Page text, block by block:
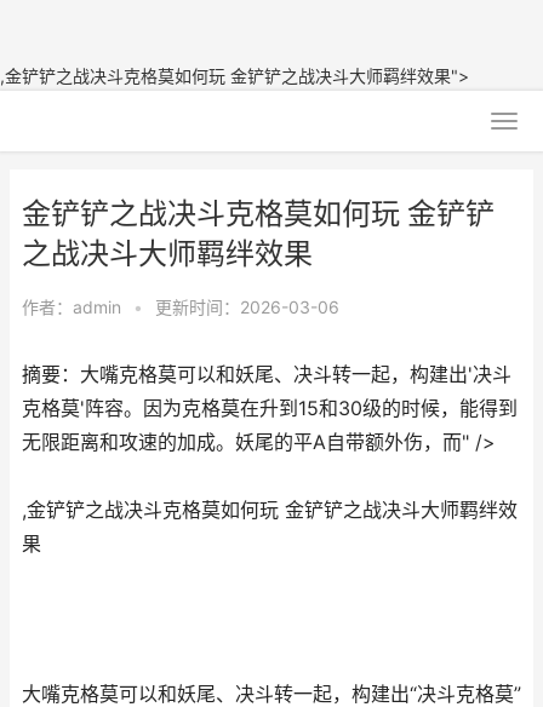
,金铲铲之战决斗克格莫如何玩 金铲铲之战决斗大师羁绊效果">
金铲铲之战决斗克格莫如何玩 金铲铲
之战决斗大师羁绊效果
作者： admin • 更新时间：2026-03-06
摘要：大嘴克格莫可以和妖尾、决斗转一起，构建出'决斗
克格莫'阵容。因为克格莫在升到15和30级的时候，能得到
无限距离和攻速的加成。妖尾的平A自带额外伤，而" />
,金铲铲之战决斗克格莫如何玩 金铲铲之战决斗大师羁绊效
果
大嘴克格莫可以和妖尾、决斗转一起，构建出“决斗克格莫”